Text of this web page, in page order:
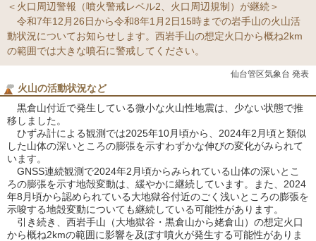
＜火口周辺警報（噴火警戒レベル2、火口周辺規制）が継続＞
令和7年12月26日から令和8年1月2日15時までの岩手山の火山活
動状況についてお知らせします。西岩手山の想定火口から概ね2km
の範囲では大きな噴石に警戒してください。
仙台管区気象台 発表
火山の活動状況など
黒倉山付近で発生している微小な火山性地震は、少ない状態で推
移しました。
ひずみ計による観測では2025年10月頃から、2024年2月頃と類似
した山体の深いところの膨張を示すわずかな伸びの変化がみられて
います。
GNSS連続観測で2024年2月頃からみられている山体の深いとこ
ろの膨張を示す地殻変動は、緩やかに継続しています。また、2024
年8月頃から認められている大地獄谷付近のごく浅いところの膨張を
示唆する地殻変動についても継続している可能性があります。
引き続き、西岩手山（大地獄谷・黒倉山から姥倉山）の想定火口
から概ね2kmの範囲に影響を及ぼす噴火が発生する可能性がありま